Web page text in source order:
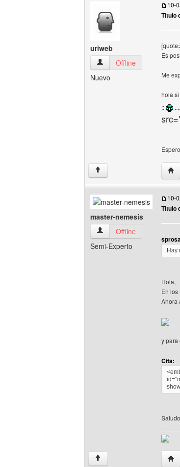
uriweb
uriweb Ver perfil del usuario
Offline
Nuevo
10-
Título
Es
Me
hola
::
↑
master-nemesis
master-nemesis Ver perfil
Offline
Semi-Experto
10-
Título
Hay
Hola,
En los
Ahora
y para
Cita:
↑